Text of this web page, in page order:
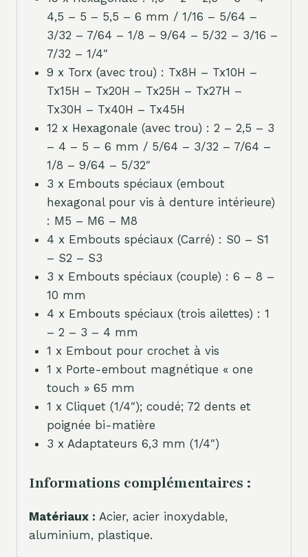
4,5 – 5 – 5,5 – 6 mm / 1/16 – 5/64 –
3/32 – 7/64 – 1/8 – 9/64 – 5/32 – 3/16 –
7/32 – 1/4″
9 x Torx (avec trou) : Tx8H – Tx10H –
Tx15H – Tx20H – Tx25H – Tx27H –
Tx30H – Tx40H – Tx45H
12 x Hexagonale (avec trou) : 2 – 2,5 – 3
– 4 – 5 – 6 mm / 5/64 – 3/32 – 7/64 –
1/8 – 9/64 – 5/32″
3 x Embouts spéciaux (embout
hexagonal pour vis à denture intérieure)
: M5 – M6 – M8
4 x Embouts spéciaux (Carré) : S0 – S1
– S2 – S3
3 x Embouts spéciaux (couple) : 6 – 8 –
10 mm
4 x Embouts spéciaux (trois ailettes) : 1
– 2 – 3 – 4 mm
1 x Embout pour crochet à vis
1 x Porte-embout magnétique « one
touch » 65 mm
1 x Cliquet (1/4″); coudé; 72 dents et
poignée bi-matière
3 x Adaptateurs 6,3 mm (1/4″)
Informations complémentaires :
Matériaux : Acier, acier inoxydable,
aluminium, plastique.